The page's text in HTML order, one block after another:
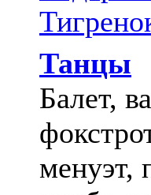
Танцы
Балет,
менуэт,